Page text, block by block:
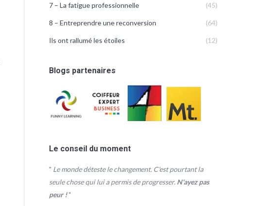
7 – La fatigue professionnelle (45)
8 – Entreprendre une reconversion (64)
Ils ont rallumé les étoiles (12)
Blogs partenaires
Le conseil du moment
" Le monde déteste le changement. C'est pourtant la
seule chose qui lui a permis de progresser. N'ayez pas
peur !"